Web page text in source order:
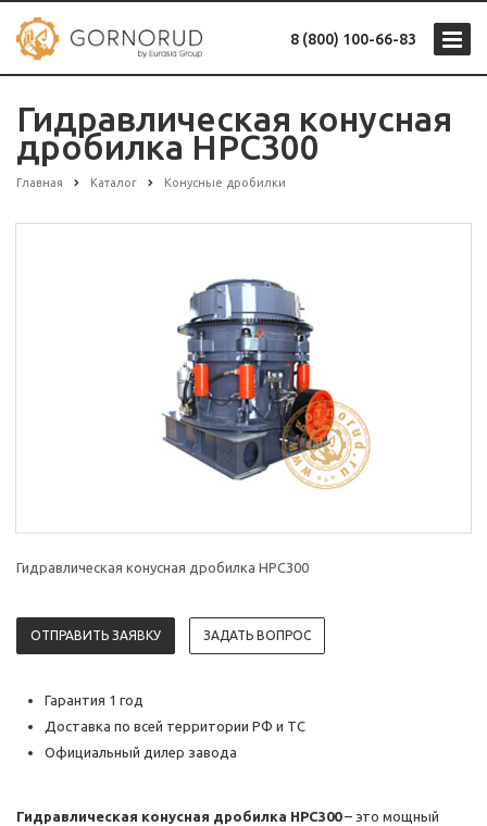
8 (800) 100-66-83
Гидравлическая конусная
дробилка HPC300
Главная Каталог Конусные дробилки
Гидравлическая конусная дробилка HPC300
ОТПРАВИТЬ ЗАЯВКУ ЗАДАТЬ ВОПРОС
Гарантия 1 год
Доставка по всей территории РФ и ТС
Официальный дилер завода
Гидравлическая конусная дробилка HPC300– это мощный